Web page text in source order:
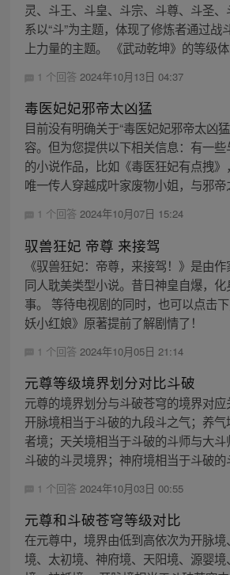
灵、斗王、斗皇、斗宗、斗尊、斗圣
系以“斗”为主题，体现了修炼者通过战
上力量的主题。 《武动乾坤》的等级
1 个回答 2024年10月13日 04:37
毒医妃妃邪帝太凶猛
目前没有明确关于“毒医妃妃邪帝太凶
容。但为您提供以下相关信息：有一
的小说作品，比如《毒医狂妃有点拽
唯一传人穿越成叶家废物小姐，与邪
1 个回答 2024年10月07日 15:24
驭兽狂妃 帝尊 来接驾
《驭兽狂妃：帝尊，来接驾！》是由
同人耽美类型小说。昔日神皇自爆，
事。 等待电视剧的同时，也可以点击
妖小红娘》原著提前了解剧情了！
1 个回答 2024年10月05日 21:14
元尊等级境界划分对比斗破
元尊的境界划分与斗破苍穹的境界对
开脉境相当于斗破的九段斗之气；养
者境；天关境相当于斗破的斗师与大
斗破的斗灵境界；神府境相当于斗破
1 个回答 2024年10月03日 00:55
元尊和斗破苍穹等级对比
在元尊中，境界由低到高依次为开脉
境、太初境、神府境、天阳境、源婴